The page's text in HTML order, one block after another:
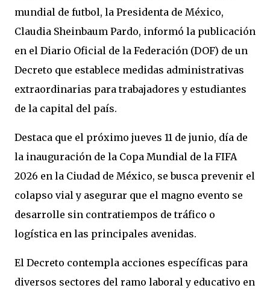
mundial de futbol, la Presidenta de México,
Claudia Sheinbaum Pardo, informó la publicación
en el Diario Oficial de la Federación (DOF) de un
Decreto que establece medidas administrativas
extraordinarias para trabajadores y estudiantes
de la capital del país.
Destaca que el próximo jueves 11 de junio, día de
la inauguración de la Copa Mundial de la FIFA
2026 en la Ciudad de México, se busca prevenir el
colapso vial y asegurar que el magno evento se
desarrolle sin contratiempos de tráfico o
logística en las principales avenidas.
El Decreto contempla acciones específicas para
diversos sectores del ramo laboral y educativo en